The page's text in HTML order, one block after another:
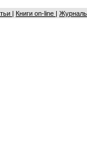
Книги on-line